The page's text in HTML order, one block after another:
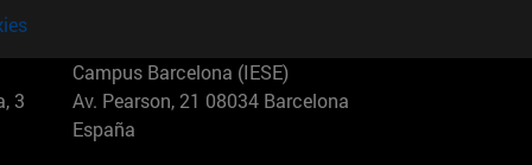
3
Campus Barcelona (IESE)
Av. Pearson, 21 08034 Barcelona
España